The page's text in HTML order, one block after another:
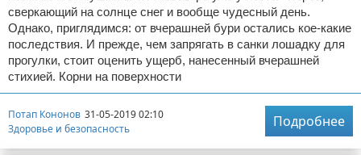
сверкающий на солнце снег и вообще чудесный день.
Однако, приглядимся: от вчерашней бури остались кое-какие
последствия. И прежде, чем запрягать в санки лошадку для
прогулки, стоит оценить ущерб, нанесенный вчерашней
стихией. Корни на поверхности
Потап Кононов 31-05-2019 02:10
Здоровье и безопасность
Подробнее